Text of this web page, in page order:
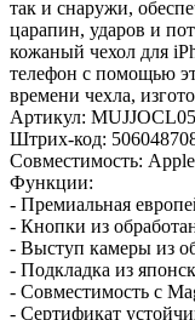
так и снаружи,
царапин, ударов и
кожаный чехол для
телефон с помощью
времени чехла,
Артикул:
Штрих-код:
Совместимость:
Функции:
- Премиальная
- Кнопки из
- Выступ камеры из
- Подкладка из
- Совместимость с
- Сертификат